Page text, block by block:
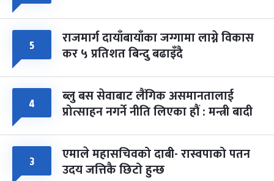
५ राजमार्ग दायाँबायाँका जग्गामा लाग्ने विकास
कर ५ प्रतिशत बिन्दु बढाइँदै
४ ब्लु बस सेवाबाट लैंगिक असमानतालाई
प्रोत्साहन नगर्ने नीति लिएका हौं : मन्त्री बादी
३ एमाले महासचिवको दाबी- रास्वपाको पतन
उदय जत्तिकै छिटो हुन्छ